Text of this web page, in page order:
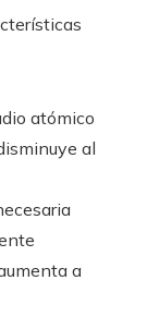
atómico
al
a